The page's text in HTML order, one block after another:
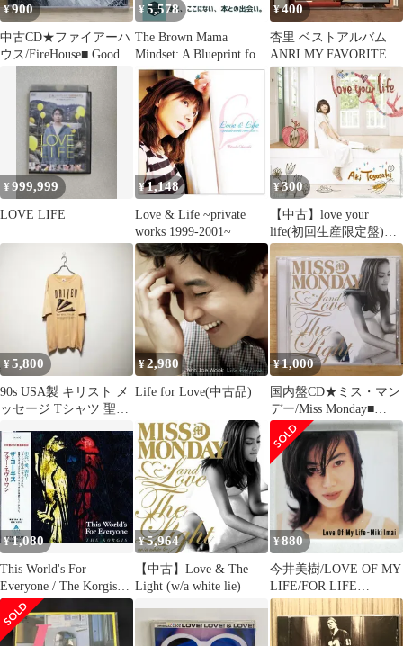
¥900
中古CD★ファイアーハ
ウス/FireHouse■ Good
【EK67610/0074646761
021】F22537
¥5,578
The Brown Mama
Mindset: A Blueprint for
Black Moms on Life,
Love and Home [ペーパ
ーバック] Mendoza,
Muffy; Walker, Diam…
¥400
杏里 ベストアルバム
ANRI MY FAVORITE
SONGS 2 CD
¥999,999
LOVE LIFE
¥1,148
Love & Life ~private
works 1999-2001~
¥300
【中古】love your
life(初回生産限定盤)
(DVD付)
¥5,800
90s USA製 キリスト メ
ッセージ Tシャツ 聖書
¥2,980
Life for Love(中古品)
¥1,000
国内盤CD★ミス・マン
デー/Miss Monday■
Love & The Light (w/a
white lie)
【FLCF4273/498801831
8408】W72871
¥1,080
This World's For
Everyone / The Korgis
(CD)
¥5,964
【中古】Love & The
Light (w/a white lie)
¥880
今井美樹/LOVE OF MY
LIFE/FOR LIFE
FLCF3575 CD □